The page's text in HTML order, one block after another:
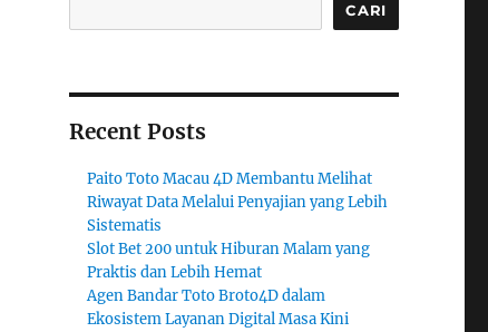
CARI
Recent Posts
Paito Toto Macau 4D Membantu Melihat
Riwayat Data Melalui Penyajian yang Lebih
Sistematis
Slot Bet 200 untuk Hiburan Malam yang
Praktis dan Lebih Hemat
Agen Bandar Toto Broto4D dalam
Ekosistem Layanan Digital Masa Kini